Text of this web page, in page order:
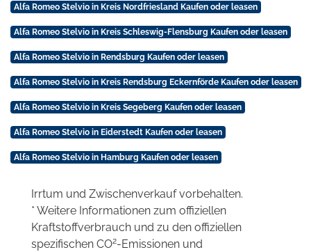
Alfa Romeo Stelvio in Kreis Nordfriesland Kaufen oder leasen
Alfa Romeo Stelvio in Kreis Schleswig-Flensburg Kaufen oder leasen
Alfa Romeo Stelvio in Rendsburg Kaufen oder leasen
Alfa Romeo Stelvio in Kreis Rendsburg Eckernförde Kaufen oder leasen
Alfa Romeo Stelvio in Kreis Segeberg Kaufen oder leasen
Alfa Romeo Stelvio in Eiderstedt Kaufen oder leasen
Alfa Romeo Stelvio in Hamburg Kaufen oder leasen
Irrtum und Zwischenverkauf vorbehalten.
* Weitere Informationen zum offiziellen
Kraftstoffverbrauch und zu den offiziellen
spezifischen CO2-Emissionen und